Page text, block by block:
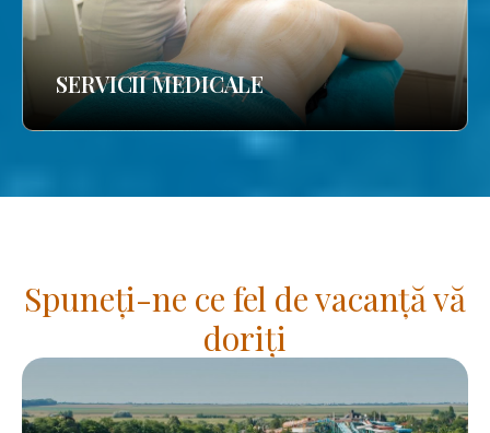
SERVICII MEDICALE
Spuneți-ne ce fel de vacanță vă
doriți